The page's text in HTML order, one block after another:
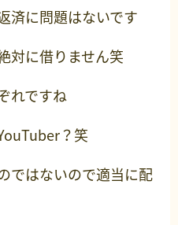
済に問題はないです
対に借りません笑
れですね
？笑
ではないので適当に配